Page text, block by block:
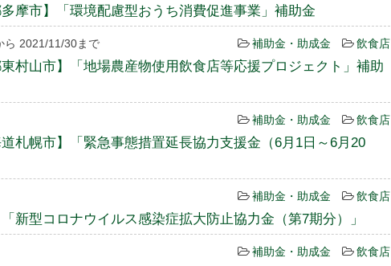
多摩市】「環境配慮型おうち消費促進事業」補助金
ら 2021/11/30まで 補助金・助成金 飲食店
東村山市】「地場農産物使用飲食店等応援プロジェクト」補助
補助金・助成金 飲食店
道札幌市】「緊急事態措置延長協力支援金（6月1日～6月20
補助金・助成金 飲食店
「新型コロナウイルス感染症拡大防止協力金（第7期分）」
補助金・助成金 飲食店